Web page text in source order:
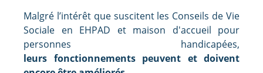
Malgré l’intérêt que suscitent les Conseils de Vie
Sociale en EHPAD et maison d'accueil pour
personnes handicapées,
leurs fonctionnements peuvent et doivent